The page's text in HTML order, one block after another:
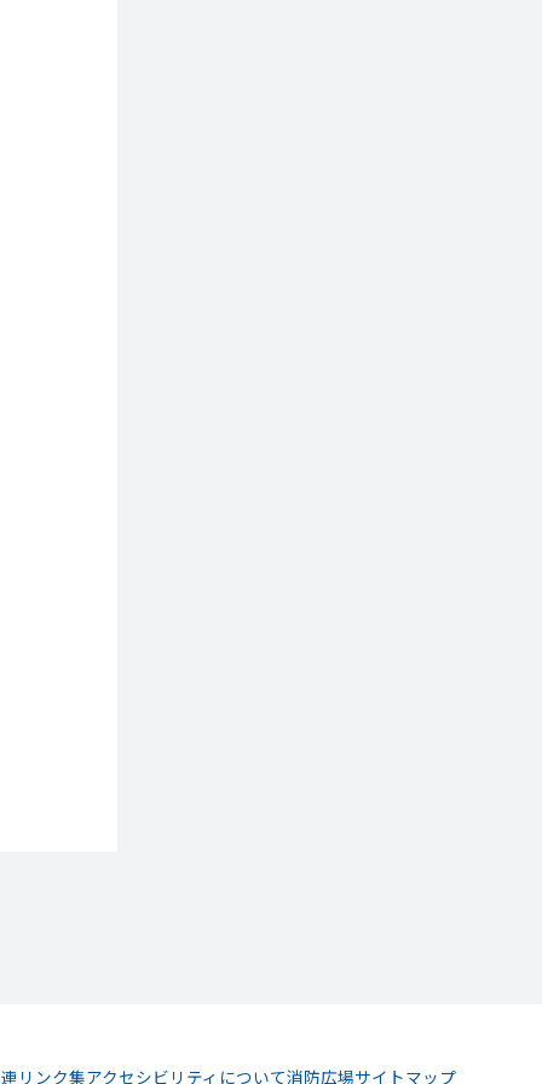
リンク集アクセシビリティについて消防広場サイトマップ